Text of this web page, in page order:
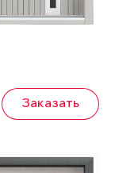
Заказать